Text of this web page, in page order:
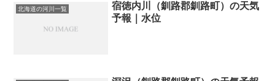
北海道の河川一覧
宿徳内川（釧路郡釧路町）の天気
予報｜水位